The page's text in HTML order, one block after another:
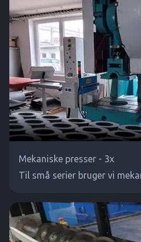
Mekaniske presser - 3x
Til små serier bruger vi